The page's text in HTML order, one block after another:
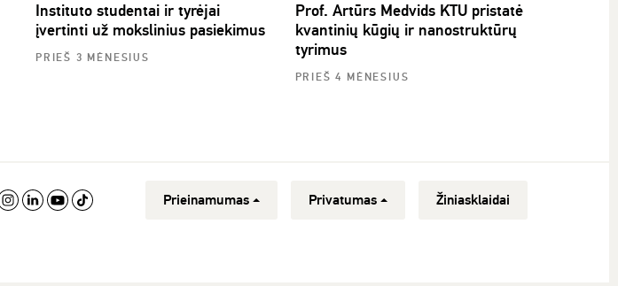
Instituto studentai ir tyrėjai
įvertinti už mokslinius pasiekimus
PRIEŠ 3 MĖNESIUS
Prof. Artūrs Medvids KTU pristatė
kvantinių kūgių ir nanostruktūrų
tyrimus
PRIEŠ 4 MĖNESIUS
Prieinamumas Privatumas Žiniasklaidai